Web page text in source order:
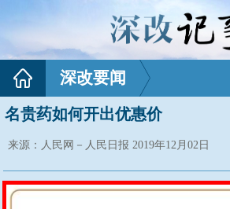
深改要闻
名贵药如何开出优惠价
来源：人民网－人民日报 2019年12月02日